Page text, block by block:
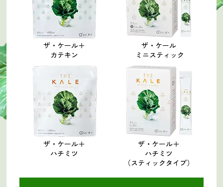
ザ・ケール＋
カテキン
ザ・ケール
ミニスティック
ザ・ケール＋
ハチミツ
ザ・ケール＋
ハチミツ
（スティックタイプ）